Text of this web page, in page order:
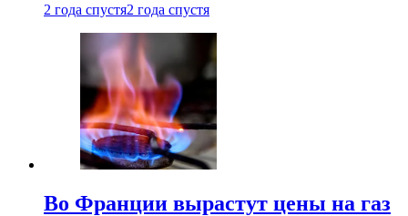
2 года спустя2 года спустя
Во Франции вырастут цены на газ